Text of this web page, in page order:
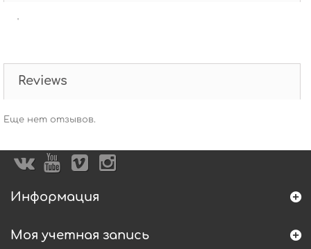
'
Reviews
Еще нет отзывов.
Информация
Моя учетная запись